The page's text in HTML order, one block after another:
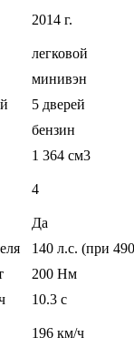
2014 г.
легковой
минивэн
5 дверей
бензин
1 364 см3
4
Да
140 л.с. (при
200 Нм
10.3 c
196 км/ч